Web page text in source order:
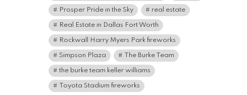
Prosper Pride in the Sky real estate
Real Estate in Dallas Fort Worth
Rockwall Harry Myers Park fireworks
Simpson Plaza The Burke Team
the burke team keller williams
Toyota Stadium fireworks